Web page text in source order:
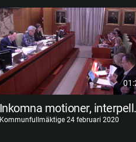
Kommunfullmäktige 24 februari 2020